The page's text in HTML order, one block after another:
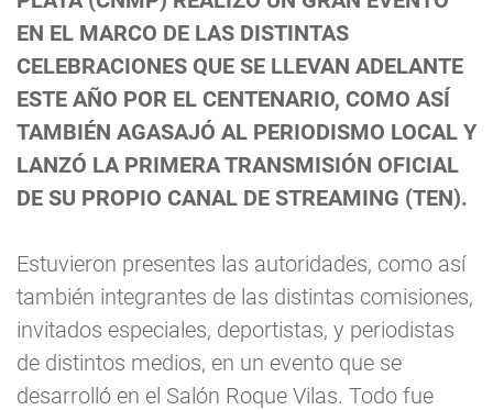
EN EL MARCO DE LAS DISTINTAS
CELEBRACIONES QUE SE LLEVAN ADELANTE
ESTE AÑO POR EL CENTENARIO, COMO ASÍ
TAMBIÉN AGASAJÓ AL PERIODISMO LOCAL Y
LANZÓ LA PRIMERA TRANSMISIÓN OFICIAL
DE SU PROPIO CANAL DE STREAMING (TEN).
Estuvieron presentes las autoridades, como así
también integrantes de las distintas comisiones,
invitados especiales, deportistas, y periodistas
de distintos medios, en un evento que se
desarrolló en el Salón Roque Vilas. Todo fue